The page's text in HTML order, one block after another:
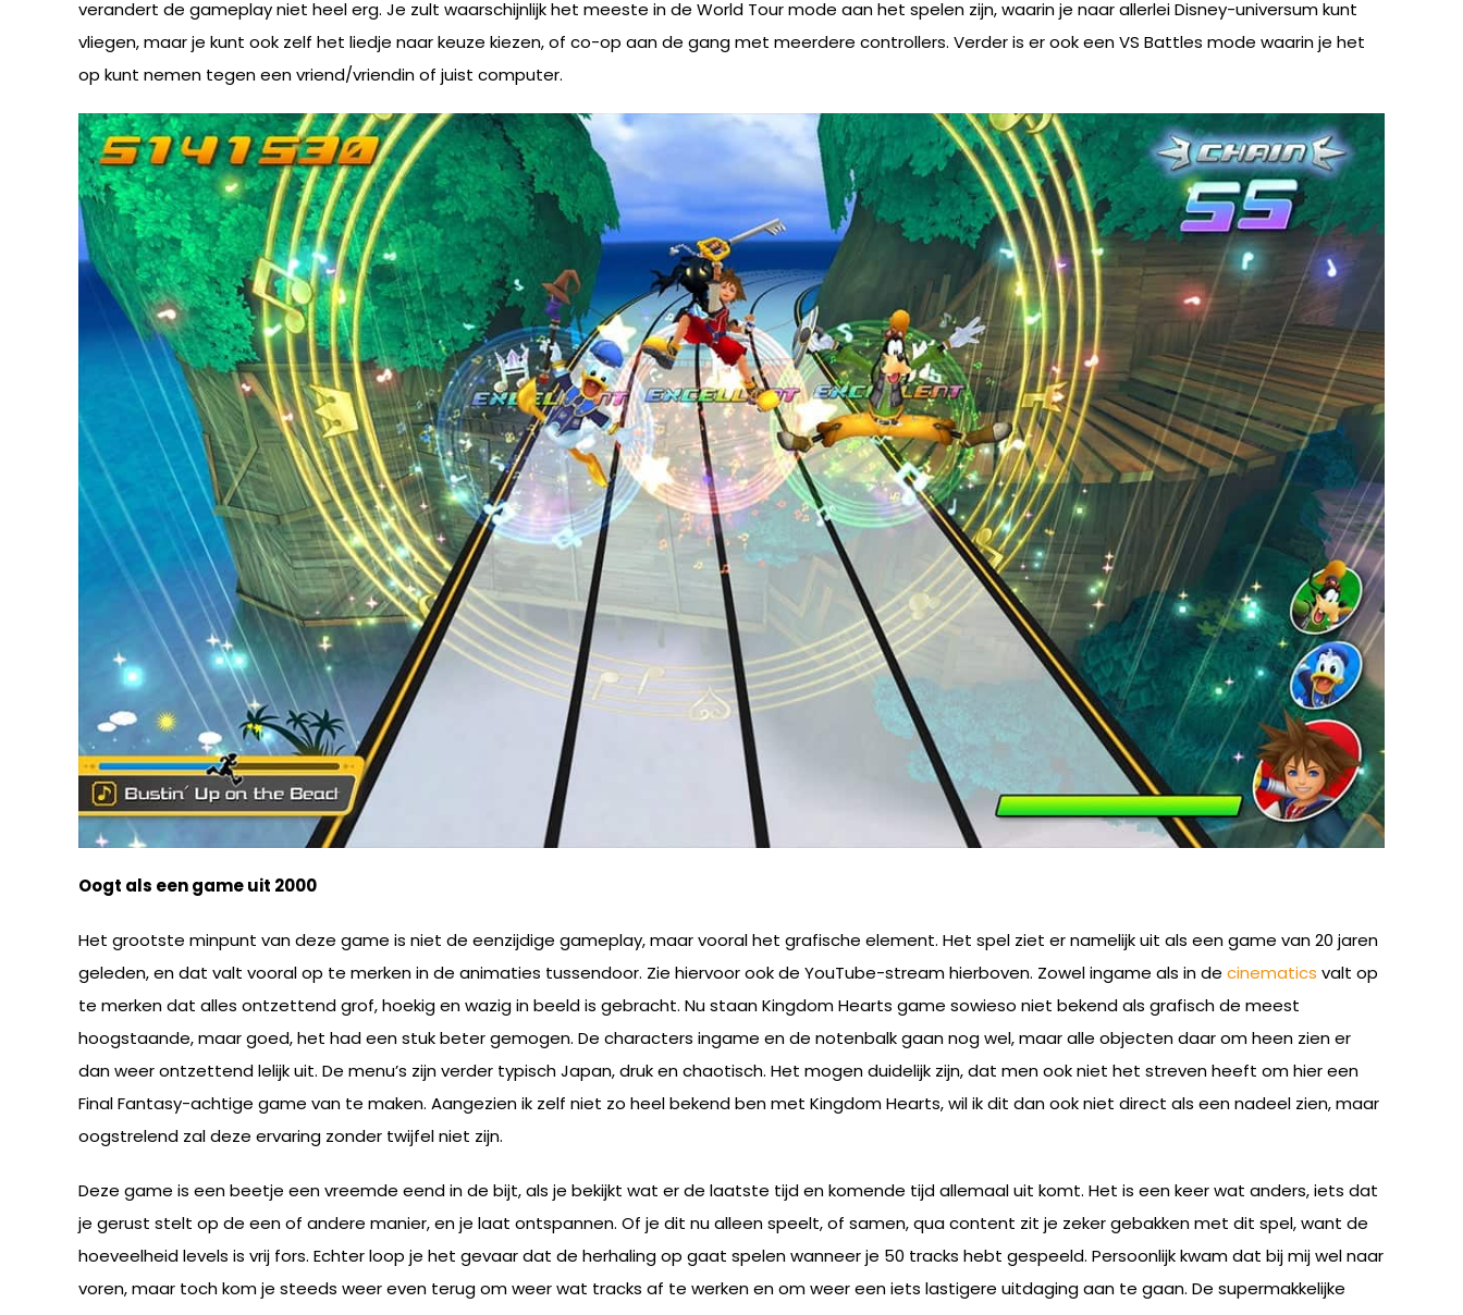
verandert de gameplay niet heel erg. Je zult waarschijnlijk het meeste in de World Tour mode aan het spelen zijn, waarin je naar allerlei Disney-universum kunt
vliegen, maar je kunt ook zelf het liedje naar keuze kiezen, of co-op aan de gang met meerdere controllers. Verder is er ook een VS Battles mode waarin je het
op kunt nemen tegen een vriend/vriendin of juist computer.
Oogt als een game uit 2000
Het grootste minpunt van deze game is niet de eenzijdige gameplay, maar vooral het grafische element. Het spel ziet er namelijk uit als een game van 20 jaren
geleden, en dat valt vooral op te merken in de animaties tussendoor. Zie hiervoor ook de YouTube-stream hierboven. Zowel ingame als in de cinematics valt op
te merken dat alles ontzettend grof, hoekig en wazig in beeld is gebracht. Nu staan Kingdom Hearts game sowieso niet bekend als grafisch de meest
hoogstaande, maar goed, het had een stuk beter gemogen. De characters ingame en de notenbalk gaan nog wel, maar alle objecten daar om heen zien er
dan weer ontzettend lelijk uit. De menu’s zijn verder typisch Japan, druk en chaotisch. Het mogen duidelijk zijn, dat men ook niet het streven heeft om hier een
Final Fantasy-achtige game van te maken. Aangezien ik zelf niet zo heel bekend ben met Kingdom Hearts, wil ik dit dan ook niet direct als een nadeel zien, maar
oogstrelend zal deze ervaring zonder twijfel niet zijn.
Deze game is een beetje een vreemde eend in de bijt, als je bekijkt wat er de laatste tijd en komende tijd allemaal uit komt. Het is een keer wat anders, iets dat
je gerust stelt op de een of andere manier, en je laat ontspannen. Of je dit nu alleen speelt, of samen, qua content zit je zeker gebakken met dit spel, want de
hoeveelheid levels is vrij fors. Echter loop je het gevaar dat de herhaling op gaat spelen wanneer je 50 tracks hebt gespeeld. Persoonlijk kwam dat bij mij wel naar
voren, maar toch kom je steeds weer even terug om weer wat tracks af te werken en om weer een iets lastigere uitdaging aan te gaan. De supermakkelijke